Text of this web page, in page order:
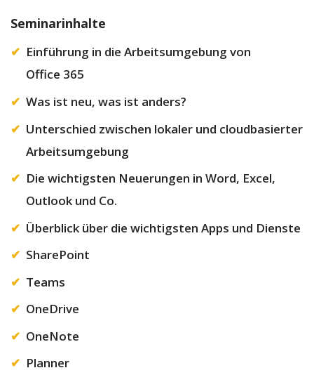
Seminarinhalte
Einführung in die Arbeitsumgebung von
Office 365
Was ist neu, was ist anders?
Unterschied zwischen lokaler und cloudbasierter
Arbeitsumgebung
Die wichtigsten Neuerungen in Word, Excel,
Outlook und Co.
Überblick über die wichtigsten Apps und Dienste
SharePoint
Teams
OneDrive
OneNote
Planner